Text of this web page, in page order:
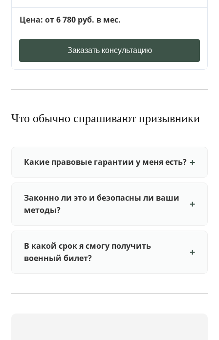
Цена: от 6 780 руб. в мес.
Заказать консультацию
Что обычно спрашивают призывники
Какие правовые гарантии у меня есть?
Законно ли это и безопасны ли ваши
методы?
В какой срок я смогу получить
военный билет?